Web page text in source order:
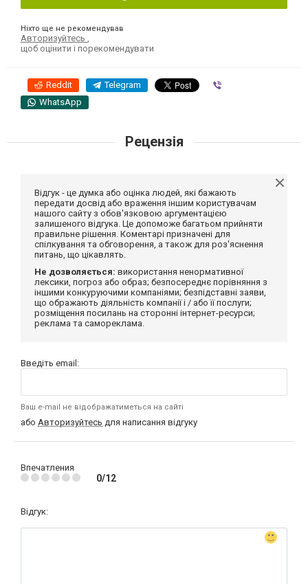
Ніхто ще не рекомендував
Авторизуйтесь
щоб оцінити і порекомендувати
Reddit Telegram
WhatsApp
Рецензія
Відгук - це думка або оцінка людей, які бажають
передати досвід або враження іншим користувачам
нашого сайту з обов'язковою аргументацією
залишеного відгука. Це допоможе багатьом прийняти
правильне рішення. Коментарі призначені для
спілкування та обговорення, а також для роз'яснення
питань, що цікавлять.
Не дозволяється: використання ненормативної
лексики, погроз або образ; безпосереднє порівняння з
іншими конкуруючими компаніями; безпідставні заяви,
що ображають діяльність компанії і / або її послуги;
розміщення посилань на сторонні інтернет-ресурси;
реклама та самореклама.
Введіть email:
Ваш e-mail не відображатиметься на сайті
або Авторизуйтесь для написання відгуку
Впечатления
0/12
Відгук: